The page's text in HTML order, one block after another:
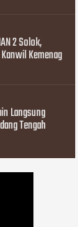
2 Solok,
Kemenag
Langsung
Tengah